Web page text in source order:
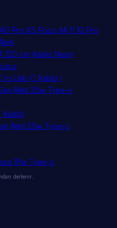
Pro X3 Poco Mi 11 10 Pro
120 cm Kablo Neon
to Usb-C Kablo )
Aleti 25w Type-c
Kablo)
Aleti 25w Type-c
18w Type-c
derlenir.